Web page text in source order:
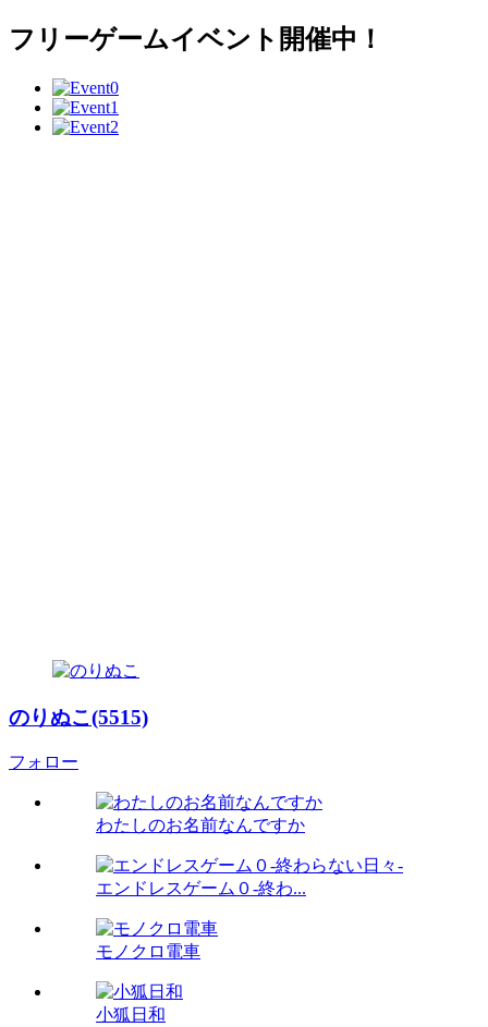
フリーゲームイベント開催中！
のりぬこ(5515)
フォロー
わたしのお名前なんですか
エンドレスゲーム０-終わ...
モノクロ電車
小狐日和